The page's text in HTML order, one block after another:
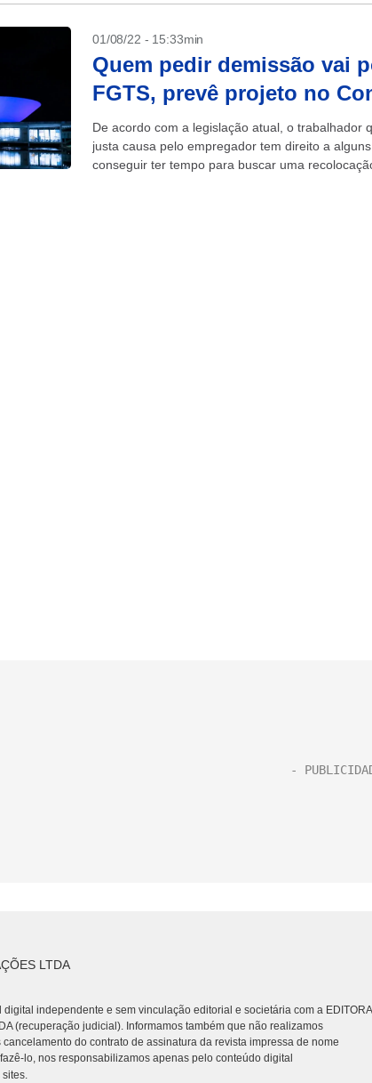
01/08/22 - 15:33min
Quem pedir demissão vai
FGTS, prevê projeto no
De acordo com a legislação atual, o trabalhador
justa causa pelo empregador tem direito a
conseguir ter tempo para buscar uma
LTDA
digital independente e sem vinculação editorial e societária com a EDITORA
(recuperação judicial). Informamos também que não realizamos
do contrato de assinatura da revista impressa de nome
lo, nos responsabilizamos apenas pelo conteúdo digital